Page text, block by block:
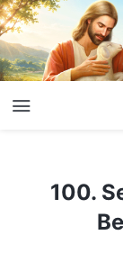
100. Setelah
100.